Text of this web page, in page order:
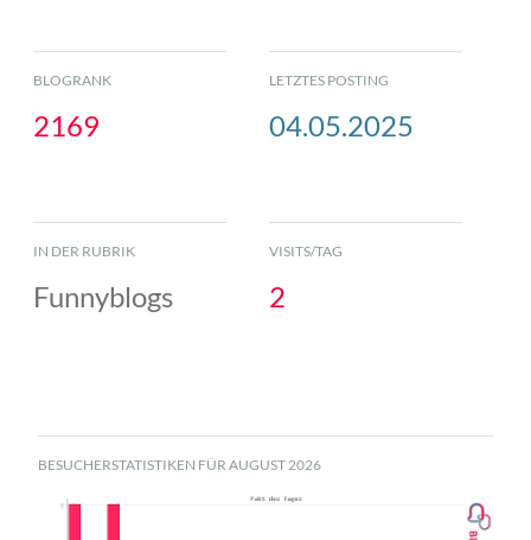
BLOGRANK
2169
LETZTES POSTING
04.05.2025
IN DER RUBRIK
Funnyblogs
VISITS/TAG
2
BESUCHERSTATISTIKEN FÜR AUGUST 2026